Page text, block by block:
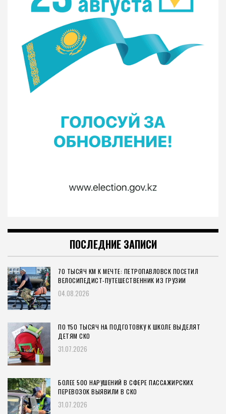
ПОСЛЕДНИЕ ЗАПИСИ
70 ТЫСЯЧ КМ К МЕЧТЕ: ПЕТРОПАВЛОВСК ПОСЕТИЛ
ВЕЛОСИПЕДИСТ-ПУТЕШЕСТВЕННИК ИЗ ГРУЗИИ
04.08.2026
ПО ₸50 ТЫСЯЧ НА ПОДГОТОВКУ К ШКОЛЕ ВЫДЕЛЯТ
ДЕТЯМ СКО
31.07.2026
БОЛЕЕ 500 НАРУШЕНИЙ В СФЕРЕ ПАССАЖИРСКИХ
ПЕРЕВОЗОК ВЫЯВИЛИ В СКО
31.07.2026